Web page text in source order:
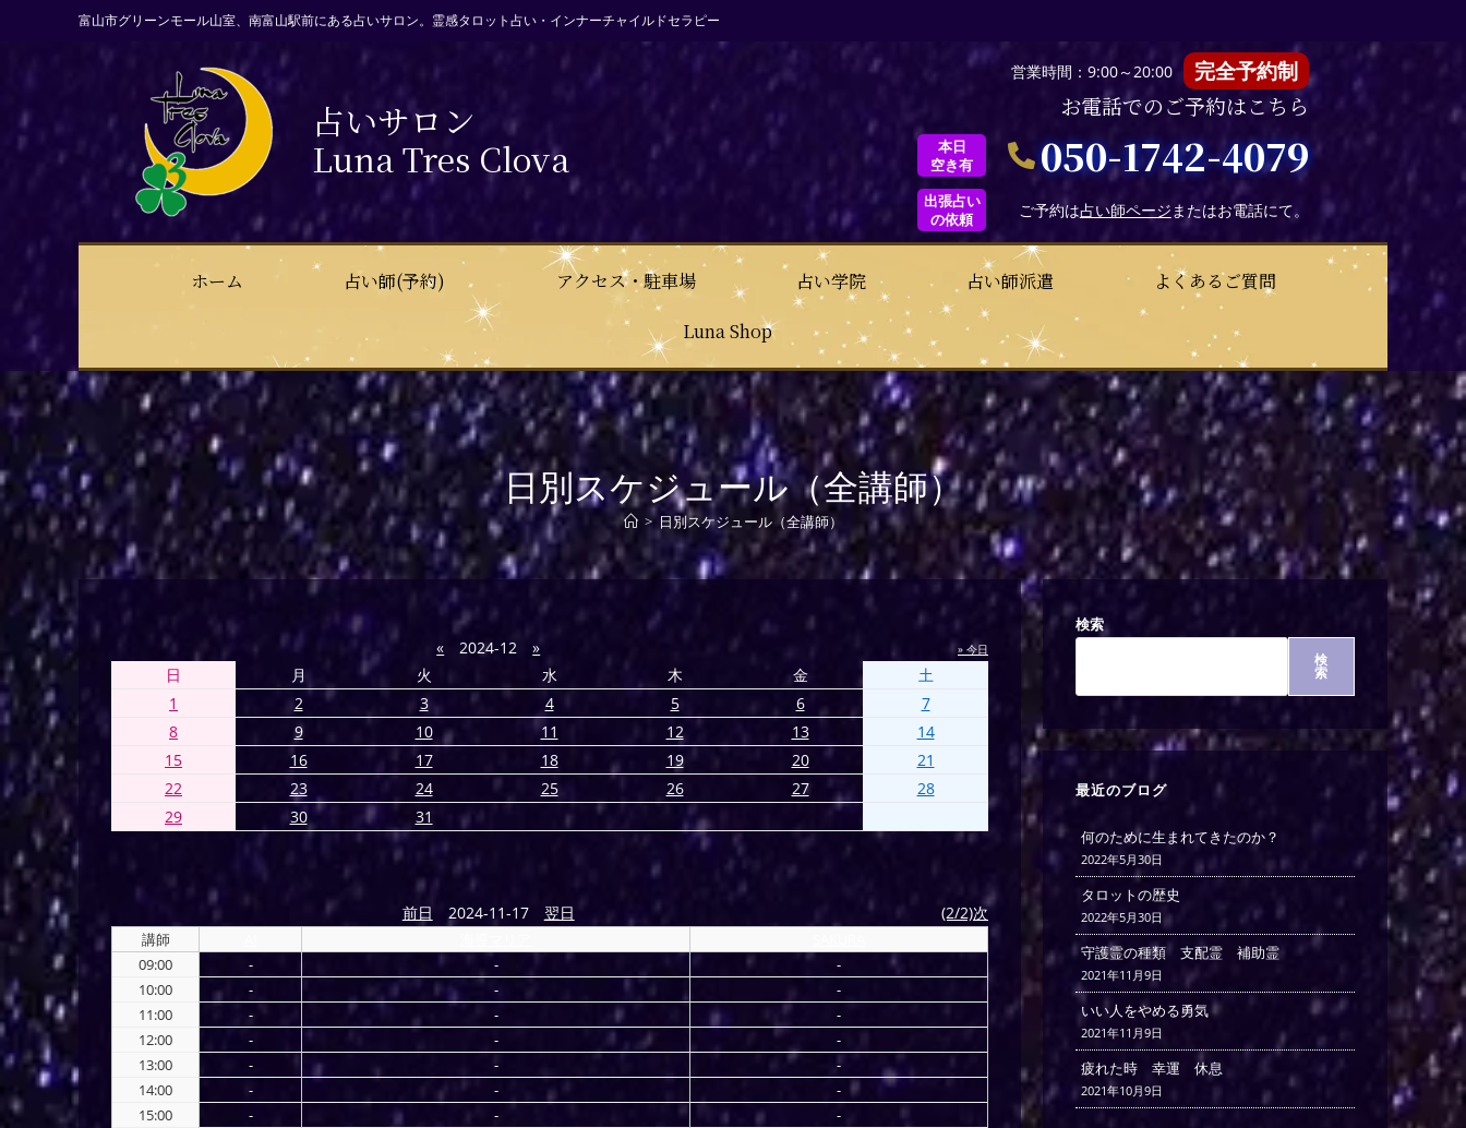
富山市グリーンモール山室、南富山駅前にある占いサロン。霊感タロット占い・インナーチャイルドセラピー
占いサロン
Luna Tres Clova
営業時間：9:00～20:00 完全予約制
お電話でのご予約はこちら
本日
空き有
050-1742-4079
出張占い
の依頼
ご予約は占い師ページまたはお電話にて。
ホーム 占い師(予約) アクセス・駐車場 占い学院 占い師派遣
よくあるご質問
Luna Shop
日別スケジュール（全講師）
> 日別スケジュール（全講師）
« 2024-12 » » 今日
日 月 火 水 木 金
土
1
2 3 4 5 6
7
8
9 10 11 12 13
14
15
16 17 18 19 20
21
22
23 24 25 26 27
28
29
30 31
前日 2024-11-17 翌日 (2/2)次
講師
09:00
- -
-
10:00
- -
-
11:00
- -
-
12:00
- -
-
13:00
- -
-
14:00
- -
-
15:00
- -
-
検索
検
索
最近のブログ
何のために生まれてきたのか？
2022年5月30日
タロットの歴史
2022年5月30日
守護霊の種類 支配霊 補助霊
2021年11月9日
いい人をやめる勇気
2021年11月9日
疲れた時 幸運 休息
2021年10月9日